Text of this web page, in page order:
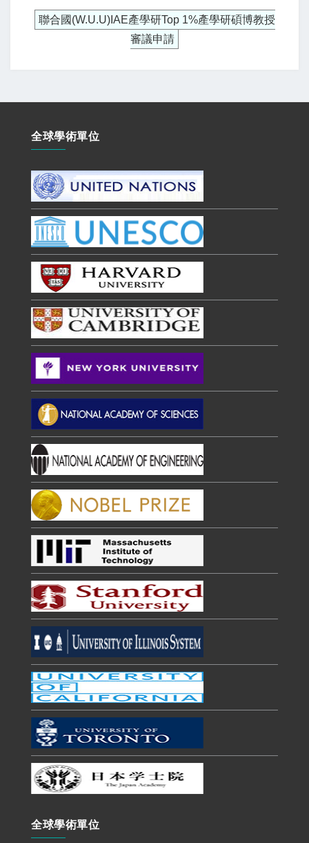
聯合國(W.U.U)IAE產學研Top 1%產學研碩博教授
審議申請
全球學術單位
全球學術單位